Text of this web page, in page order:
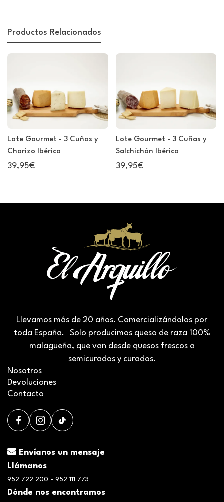
Productos Relacionados
Lote Gourmet - 3 Cuñas y
Chorizo Ibérico
39,95€
Lote Gourmet - 3 Cuñas y
Salchichón Ibérico
39,95€
Nosotros
Devoluciones
Contacto
Llevamos más de 20 años. Comercializándolos por
toda España. Solo producimos queso de raza 100%
malagueña, que van desde quesos frescos a
semicurados y curados.
Envíanos un mensaje
Llámanos
952 722 200 - 952 111 773
Dónde nos encontramos